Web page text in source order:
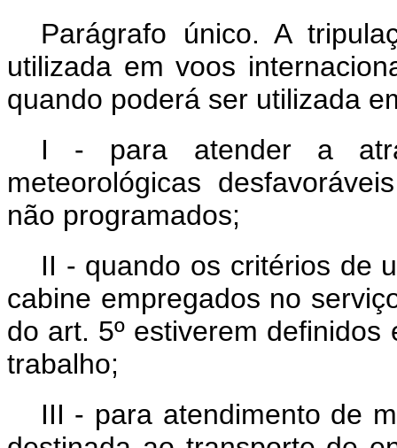
Parágrafo único. A
utilizada em voos
quando poderá ser utilizada
I - para atender a
meteorológicas
não programados;
II - quando os critérios de
cabine empregados no
do art. 5º estiverem
trabalho;
III - para atendimento de